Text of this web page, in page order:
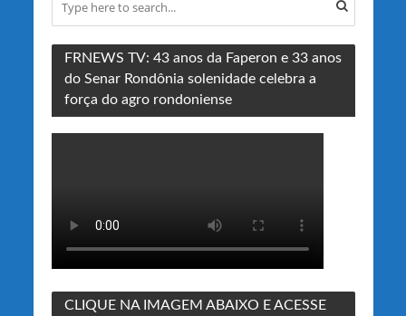
FRNEWS TV: 43 anos da Faperon e 33 anos
do Senar Rondônia solenidade celebra a
força do agro rondoniense
CLIQUE NA IMAGEM ABAIXO E ACESSE